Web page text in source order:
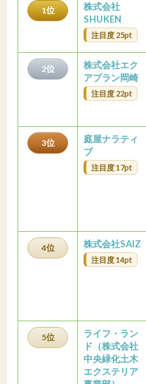
1位
株式会社
SHUKEN
注目度 25pt
2位
株式会社エク
アプラン岡崎
注目度 22pt
3位
庭屋ナラティ
ブ
注目度 17pt
4位 株式会社SAIZ
注目度 14pt
5位
ライフ・ラン
ド（株式会社
中央緑化土木
エクステリア